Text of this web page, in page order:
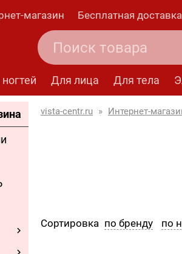
магазин Бесплатная доставка
Для лица Для тела
vista-centr.ru » Интернет-
Сортировка по бренду по